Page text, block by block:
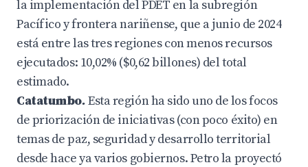
la implementación del PDET en la subregión
Pacífico y frontera nariñense, que a junio de 2024
está entre las tres regiones con menos recursos
ejecutados: 10,02% ($0,62 billones) del total
estimado.
Catatumbo.Esta región ha sido uno de los focos
de priorización de iniciativas (con poco éxito) en
temas de paz, seguridad y desarrollo territorial
desde hace ya varios gobiernos. Petro la proyectó